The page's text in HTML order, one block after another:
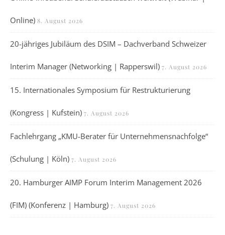
Online) 8. August 2026
20-jähriges Jubiläum des DSIM – Dachverband Schweizer
Interim Manager (Networking | Rapperswil) 7. August 2026
15. Internationales Symposium für Restrukturierung
(Kongress | Kufstein) 7. August 2026
Fachlehrgang „KMU-Berater für Unternehmensnachfolge“
(Schulung | Köln) 7. August 2026
20. Hamburger AIMP Forum Interim Management 2026
(FIM) (Konferenz | Hamburg) 7. August 2026